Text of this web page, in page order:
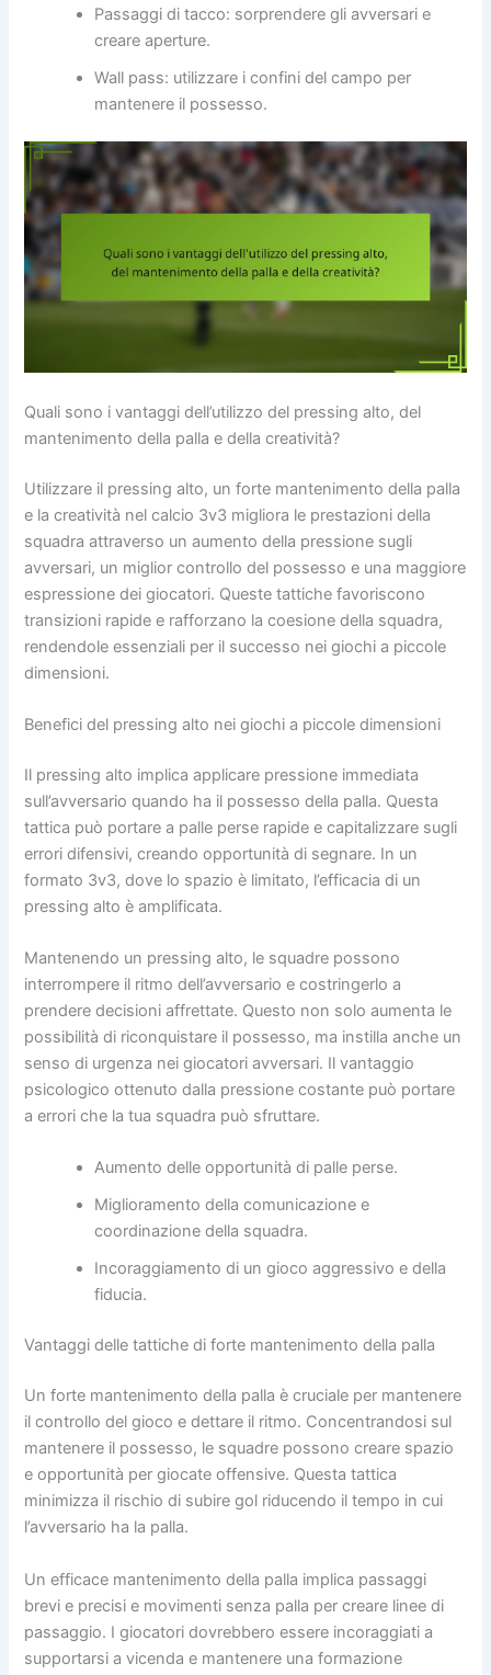
Passaggi di tacco: sorprendere gli avversari e
creare aperture.
Wall pass: utilizzare i confini del campo per
mantenere il possesso.
Quali sono i vantaggi dell’utilizzo del pressing alto, del
mantenimento della palla e della creatività?
Utilizzare il pressing alto, un forte mantenimento della palla
e la creatività nel calcio 3v3 migliora le prestazioni della
squadra attraverso un aumento della pressione sugli
avversari, un miglior controllo del possesso e una maggiore
espressione dei giocatori. Queste tattiche favoriscono
transizioni rapide e rafforzano la coesione della squadra,
rendendole essenziali per il successo nei giochi a piccole
dimensioni.
Benefici del pressing alto nei giochi a piccole dimensioni
Il pressing alto implica applicare pressione immediata
sull’avversario quando ha il possesso della palla. Questa
tattica può portare a palle perse rapide e capitalizzare sugli
errori difensivi, creando opportunità di segnare. In un
formato 3v3, dove lo spazio è limitato, l’efficacia di un
pressing alto è amplificata.
Mantenendo un pressing alto, le squadre possono
interrompere il ritmo dell’avversario e costringerlo a
prendere decisioni affrettate. Questo non solo aumenta le
possibilità di riconquistare il possesso, ma instilla anche un
senso di urgenza nei giocatori avversari. Il vantaggio
psicologico ottenuto dalla pressione costante può portare
a errori che la tua squadra può sfruttare.
Aumento delle opportunità di palle perse.
Miglioramento della comunicazione e
coordinazione della squadra.
Incoraggiamento di un gioco aggressivo e della
fiducia.
Vantaggi delle tattiche di forte mantenimento della palla
Un forte mantenimento della palla è cruciale per mantenere
il controllo del gioco e dettare il ritmo. Concentrandosi sul
mantenere il possesso, le squadre possono creare spazio
e opportunità per giocate offensive. Questa tattica
minimizza il rischio di subire gol riducendo il tempo in cui
l’avversario ha la palla.
Un efficace mantenimento della palla implica passaggi
brevi e precisi e movimenti senza palla per creare linee di
passaggio. I giocatori dovrebbero essere incoraggiati a
supportarsi a vicenda e mantenere una formazione